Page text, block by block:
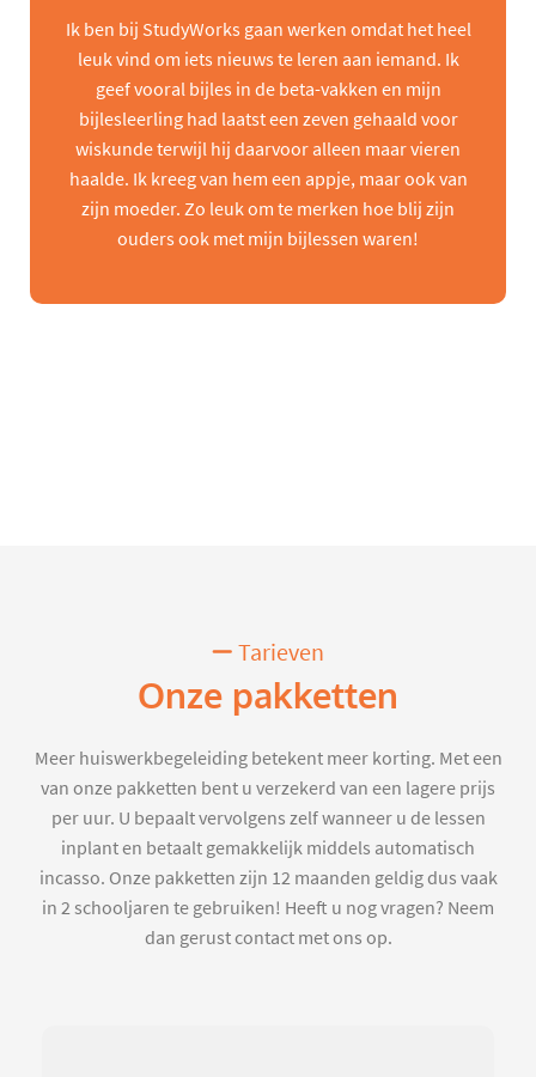
Ik ben bij StudyWorks gaan werken omdat het heel
leuk vind om iets nieuws te leren aan iemand. Ik
geef vooral bijles in de beta-vakken en mijn
bijlesleerling had laatst een zeven gehaald voor
wiskunde terwijl hij daarvoor alleen maar vieren
haalde. Ik kreeg van hem een appje, maar ook van
zijn moeder. Zo leuk om te merken hoe blij zijn
ouders ook met mijn bijlessen waren!
Tarieven
Onze pakketten
Meer huiswerkbegeleiding betekent meer korting. Met een
van onze pakketten bent u verzekerd van een lagere prijs
per uur. U bepaalt vervolgens zelf wanneer u de lessen
inplant en betaalt gemakkelijk middels automatisch
incasso. Onze pakketten zijn 12 maanden geldig dus vaak
in 2 schooljaren te gebruiken! Heeft u nog vragen? Neem
dan gerust contact met ons op.